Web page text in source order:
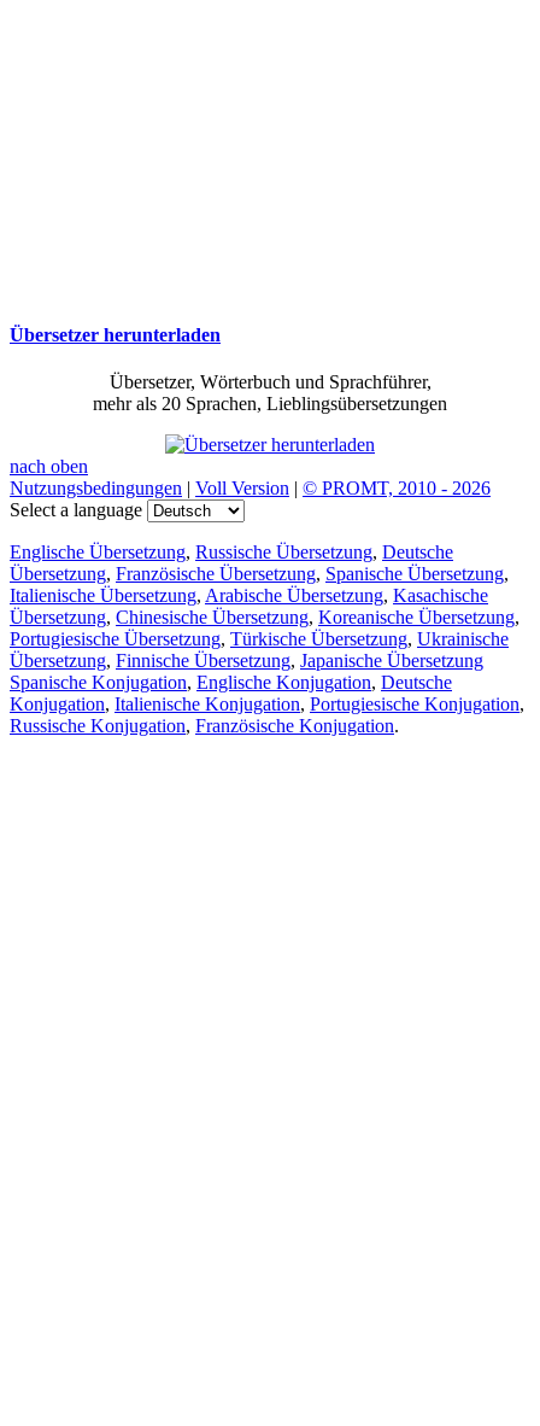
Übersetzer herunterladen
Übersetzer, Wörterbuch und Sprachführer,
mehr als 20 Sprachen, Lieblingsübersetzungen
nach oben
Nutzungsbedingungen | Voll Version | © PROMT, 2010 - 2026
Select a language
Englische Übersetzung, Russische Übersetzung, Deutsche
Übersetzung, Französische Übersetzung, Spanische Übersetzung,
Italienische Übersetzung, Arabische Übersetzung, Kasachische
Übersetzung, Chinesische Übersetzung, Koreanische Übersetzung,
Portugiesische Übersetzung, Türkische Übersetzung, Ukrainische
Übersetzung, Finnische Übersetzung, Japanische Übersetzung
Spanische Konjugation, Englische Konjugation, Deutsche
Konjugation, Italienische Konjugation, Portugiesische Konjugation,
Russische Konjugation, Französische Konjugation.